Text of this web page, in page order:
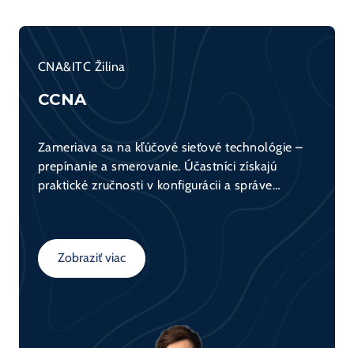
CNA&ITC Žilina
CCNA
Zameriava sa na kľúčové sieťové technológie –
prepínanie a smerovanie. Účastníci získajú
praktické zručnosti v konfigurácii a správe
sieťach. Kurz tvorí základ pre všetkých, ktorí sa
chcú venovať sieťovým technológiám.
Zobraziť viac